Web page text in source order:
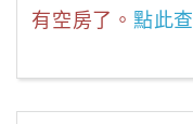
有空房了。 點此